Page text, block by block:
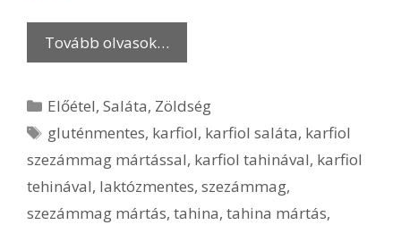
Tovább olvasok…
Kategória
Előétel,Saláta, Zöldség
Címkék
gluténmentes, karfiol, karfiol saláta, karfiol
szezámmag mártással, karfiol tahinával, karfiol
tehinával, laktózmentes, szezámmag,
szezámmag mártás, tahina, tahina mártás,